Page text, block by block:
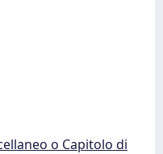
o Capitolo di